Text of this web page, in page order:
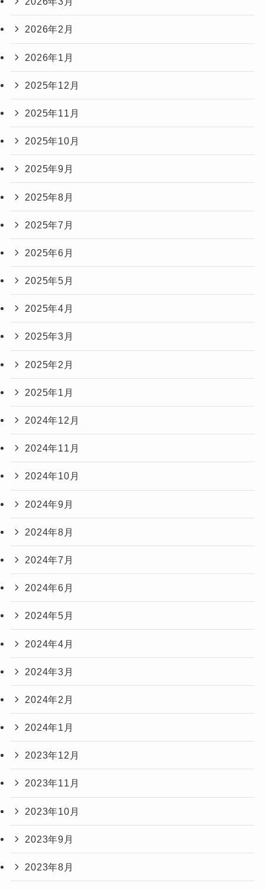
2026年2月
2026年1月
2025年12月
2025年11月
2025年10月
2025年9月
2025年8月
2025年7月
2025年6月
2025年5月
2025年4月
2025年3月
2025年2月
2025年1月
2024年12月
2024年11月
2024年10月
2024年9月
2024年8月
2024年7月
2024年6月
2024年5月
2024年4月
2024年3月
2024年2月
2024年1月
2023年12月
2023年11月
2023年10月
2023年9月
2023年8月